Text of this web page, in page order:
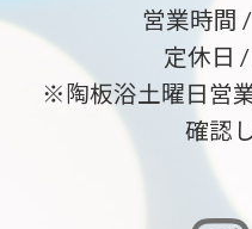
営業時間 /
定休日 /
※陶板浴土曜日営
確認